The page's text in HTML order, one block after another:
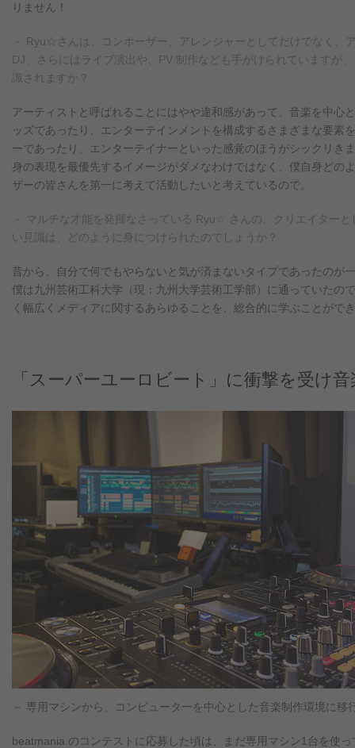
りません！
－ Ryu☆さんは、コンポーザー、アレンジャーとしてだけでなく、
DJ、さらにはライブ演出や、PV 制作なども手がけられていますが
識されますか？
アーティストと呼ばれることにはやや違和感があって、音楽を中心
ッズであったり、エンターテインメントを構成するさまざまな要素
ーであったり、エンターテイナーといった感覚のほうがシックリき
身の表現を最優先するイメージがダメなわけではなく、僕自身どの
ザーの皆さんを第一に考えて活動したいと考えているので。
－ マルチな才能を発揮なさっている Ryu☆ さんの、クリエイター
い見識は、どのように身につけられたのでしょうか？
昔から、自分で何でもやらないと気が済まないタイプであったの
僕は九州芸術工科大学（現：九州大学芸術工学部）に通っていた
く幅広くメディアに関するあらゆることを、総合的に学ぶことがで
「スーパーユーロビート」に衝撃を受け
－ 専用マシンから、コンピューターを中心とした音楽制作環境に
beatmania のコンテストに応募した頃は、まだ専用マシン1台を使